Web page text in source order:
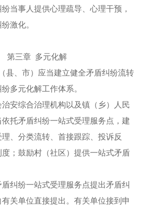
当事人提供心理疏导、心理干预，
激化。
第三章 多元化解
县、市）应当建立健全矛盾纠纷流转
多元化解工作体系。
安综合治理机构以及镇（乡）人民
托矛盾纠纷一站式受理服务点，建
、分类流转、首接跟踪、投诉反
；鼓励村（社区）提供一站式矛盾
纠纷一站式受理服务点提出矛盾纠
关单位直接提出。有关单位接到申